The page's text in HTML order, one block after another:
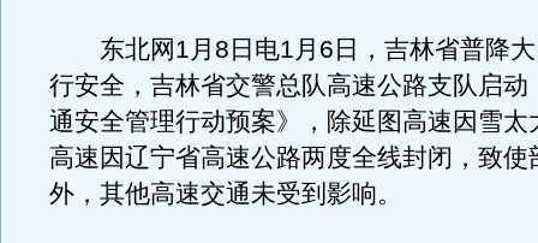
东北网1月8日电1月6日，吉林省普降大
行安全，吉林省交警总队高速公路支队启动
通安全管理行动预案》，除延图高速因雪太
高速因辽宁省高速公路两度全线封闭，致使
外，其他高速交通未受到影响。